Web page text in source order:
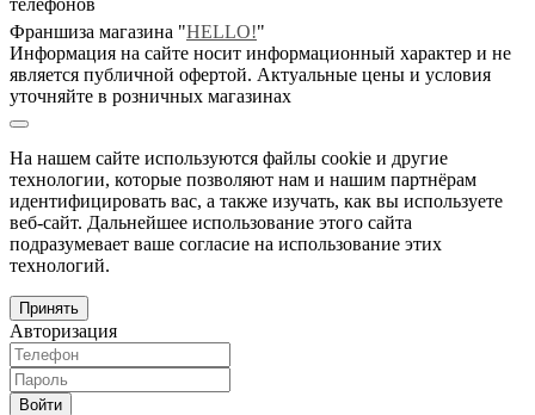
Франшиза магазина "HELLO!"
Информация на сайте носит информационный характер и не
является публичной офертой. Актуальные цены и условия
уточняйте в розничных магазинах
На нашем сайте используются файлы cookie и другие
технологии, которые позволяют нам и нашим партнёрам
идентифицировать вас, а также изучать, как вы используете
веб-сайт. Дальнейшее использование этого сайта
подразумевает ваше согласие на использование этих
технологий.
Принять
Авторизация
Войти